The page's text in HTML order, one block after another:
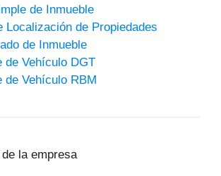
de Inmueble
Localización de Propiedades
de Inmueble
de Vehículo DGT
de Vehículo RBM